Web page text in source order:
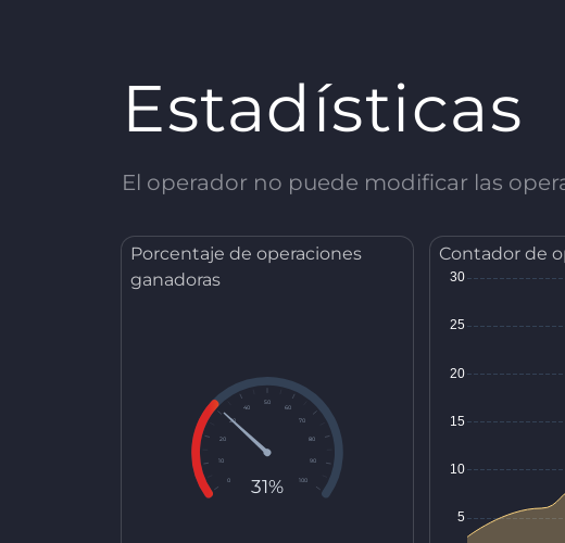
Estadísticas
El operador no puede modificar las
Porcentaje de operaciones
ganadoras
0
10
20
30
40
50
60
70
80
90
100
31%
Contador de